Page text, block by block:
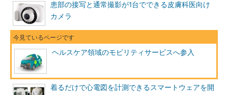
患部の接写と通常撮影が1台でできる皮膚科医向け
カメラ
ヘルスケア領域のモビリティサービスへ参入
着るだけで心電図を計測できるスマートウェアを開